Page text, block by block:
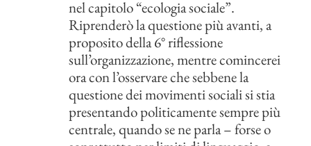
nel capitolo “ecologia sociale”.
Riprenderò la questione più avanti, a
proposito della 6° riflessione
sull’organizzazione, mentre comincerei
ora con l’osservare che sebbene la
questione dei movimenti sociali si stia
presentando politicamente sempre più
centrale, quando se ne parla – forse o